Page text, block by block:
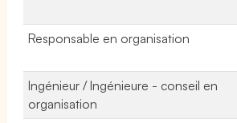
Responsable en organisation
Ingénieur / Ingénieure - conseil en
organisation